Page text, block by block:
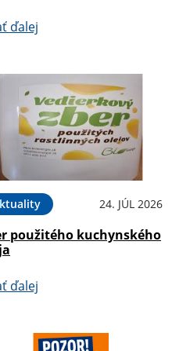
ďalej
24. JÚL 2026
použitého kuchynského
ďalej